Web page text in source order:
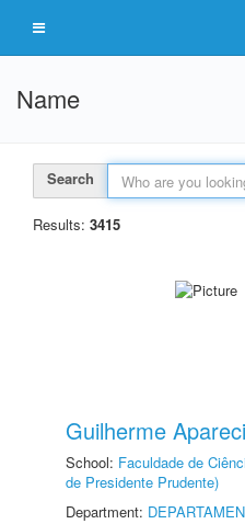
Name
Search
Results: 3415
Guilherme
School: Faculdade de
de Presidente Prudente)
Department: